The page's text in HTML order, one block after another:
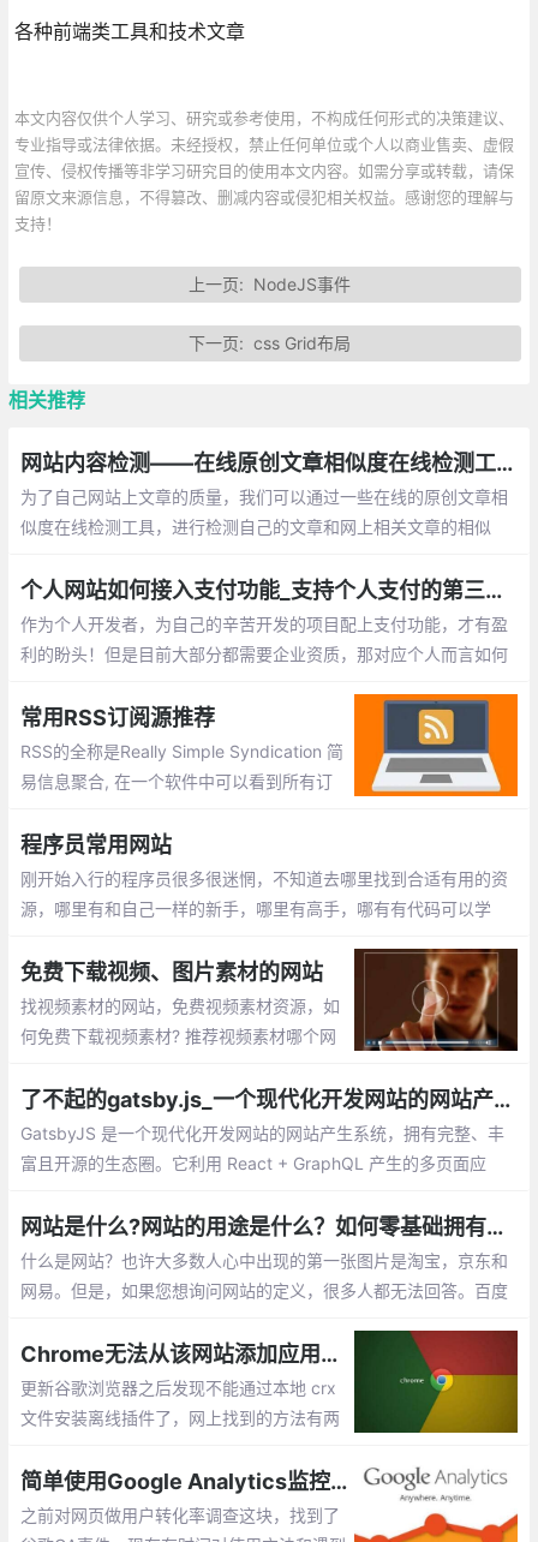
各种前端类工具和技术文章
本文内容仅供个人学习、研究或参考使用，不构成任何形式的决策建议、
专业指导或法律依据。未经授权，禁止任何单位或个人以商业售卖、虚假
宣传、侵权传播等非学习研究目的使用本文内容。如需分享或转载，请保
留原文来源信息，不得篡改、删减内容或侵犯相关权益。感谢您的理解与
支持！
上一页: NodeJS事件
下一页:css Grid布局
相关推荐
网站内容检测——在线原创文章相似度在线检测工具总汇
为了自己网站上文章的质量，我们可以通过一些在线的原创文章相
似度在线检测工具，进行检测自己的文章和网上相关文章的相似
个人网站如何接入支付功能_支持个人支付的第三方平台整理
作为个人开发者，为自己的辛苦开发的项目配上支付功能，才有盈
利的盼头！但是目前大部分都需要企业资质，那对应个人而言如何
第三方支付平台。
常用RSS订阅源推荐
RSS的全称是Really Simple Syndication 简
易信息聚合, 在一个软件中可以看到所有订
D网站信息, 需要一个个上去看看有没有更
新, 这样无疑很费时。
程序员常用网站
刚开始入行的程序员很多很迷惘，不知道去哪里找到合适有用的资
源，哪里有和自己一样的新手，哪里有高手，哪有有代码可以学
免费下载视频、图片素材的网站
找视频素材的网站，免费视频素材资源，如
何免费下载视频素材? 推荐视频素材哪个网
otage crate、monzoom、Wedistill、Maz
wai
了不起的gatsby.js_一个现代化开发网站的网站产生系统
GatsbyJS 是一个现代化开发网站的网站产生系统，拥有完整、丰
富且开源的生态圈。它利用 React + GraphQL 产生的多页面应
索这个系统吧。 GatsbyJS 是一个拥有超过 2万 Stars，3500 fork
s 的 React 网站生成系统。
网站是什么?网站的用途是什么？如何零基础拥有自己的网站？
什么是网站？也许大多数人心中出现的第一张图片是淘宝，京东和
网易。但是，如果您想询问网站的定义，很多人都无法回答。百度
语言下的应用程序）等工具
Chrome无法从该网站添加应用，扩展程序和用户脚本
更新谷歌浏览器之后发现不能通过本地 crx
文件安装离线插件了，网上找到的方法有两
是这个方法我尝试之后失败了 ，第二个方法
就是用工具安装，具体如何太麻烦了就没有
用
简单使用Google Analytics监控网站浏览行为
之前对网页做用户转化率调查这块，找到了